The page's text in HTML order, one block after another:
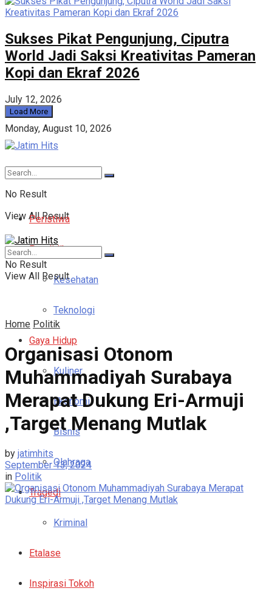
Sukses Pikat Pengunjung, Ciputra
World Jadi Saksi Kreativitas Pameran
Kopi dan Ekraf 2026
July 12, 2026
Load More
Monday, August 10, 2026
No Result
View All Result
Peristiwa
Pendidikan
Kesehatan
Teknologi
Gaya Hidup
Kuliner
Ekonomi
Bisnis
Olahraga
Tragedi
Kriminal
Etalase
Inspirasi Tokoh
No Result
View All Result
Home Politik
Organisasi Otonom
Muhammadiyah Surabaya
Merapat Dukung Eri-Armuji
,Target Menang Mutlak
by jatimhits
September 13, 2024
in Politik